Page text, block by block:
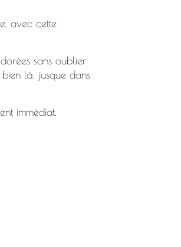
avec cette
sans oublier
là, jusque dans
immédiat.